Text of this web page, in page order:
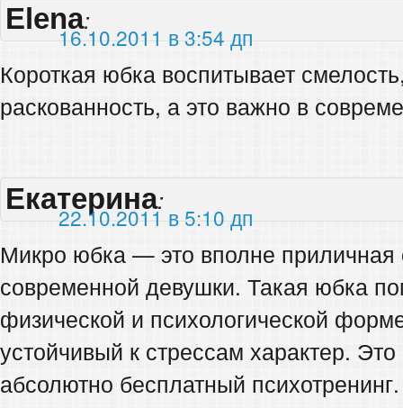
Elena:
16.10.2011 в 3:54 дп
Короткая юбка воспитывает
раскованность, а это важно в
Екатерина:
22.10.2011 в 5:10 дп
Микро юбка — это вполне
современной девушки. Такая юбка
физической и психологической
устойчивый к стрессам характер.
абсолютно бесплатный психотренинг.